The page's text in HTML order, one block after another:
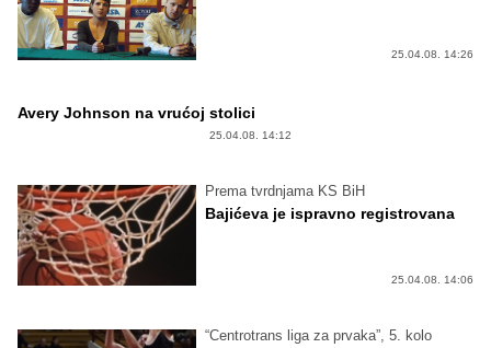
25.04.08. 14:26
Avery Johnson na vrućoj stolici
25.04.08. 14:12
Prema tvrdnjama KS BiH
Bajićeva je ispravno registrovana
25.04.08. 14:06
“Centrotrans liga za prvaka”, 5. kolo